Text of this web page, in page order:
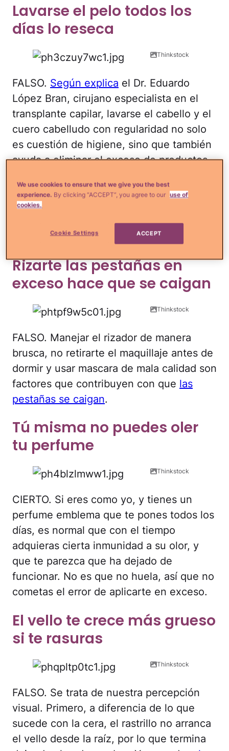
Lavarse el pelo todos los
días lo reseca
Thinkstock
FALSO. Según explica el Dr. Eduardo
López Bran, cirujano especialista en el
transplante capilar, lavarse el cabello y el
cuero cabelludo con regularidad no solo
es cuestión de higiene, sino que también
ayuda a eliminar el exceso de productos
pelo. Además, el cabello no se reseca por
usar un champú incorrecto. Escoge uno
con ingredientes naturales y libre de
parabeno.
Rizarte las pestañas en
exceso hace que se caigan
Thinkstock
FALSO. Manejar el rizador de manera
brusca, no retirarte el maquillaje antes de
dormir y usar mascara de mala calidad son
factores que contribuyen con que las
pestañas se caigan.
Tú misma no puedes oler
tu perfume
Thinkstock
CIERTO. Si eres como yo, y tienes un
perfume emblema que te pones todos los
días, es normal que con el tiempo
adquieras cierta inmunidad a su olor, y
que te parezca que ha dejado de
funcionar. No es que no huela, así que no
cometas el error de aplicarte en exceso.
El vello te crece más grueso
si te rasuras
Thinkstock
FALSO. Se trata de nuestra percepción
visual. Primero, a diferencia de lo que
sucede con la cera, el rastrillo no arranca
el vello desde la raíz, por lo que termina
We use cookies to ensure that we give you the best
experience. By clicking “ACCEPT”, you agree to our use of
cookies.
Cookie Settings ACCEPT